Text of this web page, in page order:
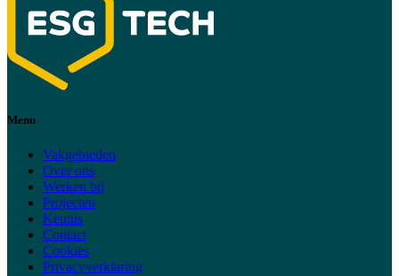
Menu
Vakgebieden
Over ons
Werken bij
Projecten
Kennis
Contact
Cookies
Privacyverklaring